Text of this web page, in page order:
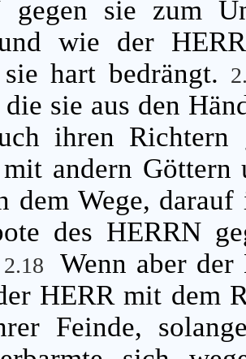
gegen sie zum
wie der
hart bedrängt.
sie aus den
ihren Richtern
andern Göttern
dem Wege,
des HERRN
2.18
Wenn aber
HERR mit dem
Feinde,